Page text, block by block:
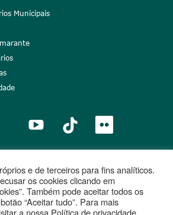
Municipais
Portugal 2020
União Europeia
e de terceiros para fins analíticos.
os cookies clicando em
Também pode aceitar todos os
“Aceitar tudo”. Para mais
a nossa Política de privacidade.